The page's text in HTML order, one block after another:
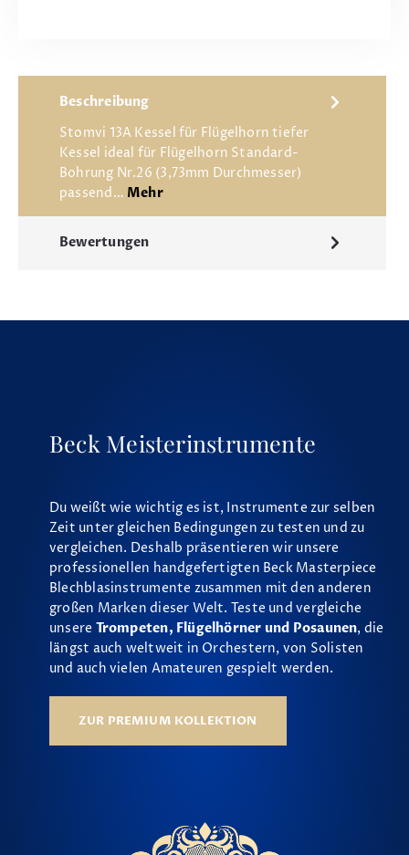
Beschreibung
Stomvi 13A Kessel für Flügelhorn tiefer
Kessel ideal für Flügelhorn Standard-
Bohrung Nr.26 (3,73mm Durchmesser)
passend… Mehr
Bewertungen
Beck Meisterinstrumente
Du weißt wie wichtig es ist, Instrumente zur selben
Zeit unter gleichen Bedingungen zu testen und zu
vergleichen. Deshalb präsentieren wir unsere
professionellen handgefertigten Beck Masterpiece
Blechblasinstrumente zusammen mit den anderen
großen Marken dieser Welt. Teste und vergleiche
unsere Trompeten, Flügelhörner und Posaunen, die
längst auch weltweit in Orchestern, von Solisten
und auch vielen Amateuren gespielt werden.
ZUR PREMIUM KOLLEKTION